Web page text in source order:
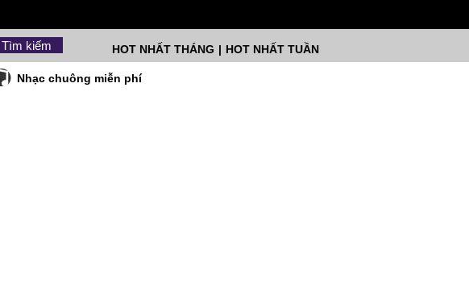
HOT NHẤT TUẦN
|
HOT NHẤT THÁNG
Nhạc chuông miễn phí